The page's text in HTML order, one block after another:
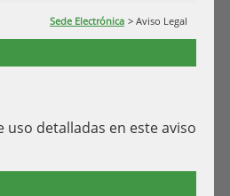
Sede Electrónica > Aviso Legal
detalladas en este aviso